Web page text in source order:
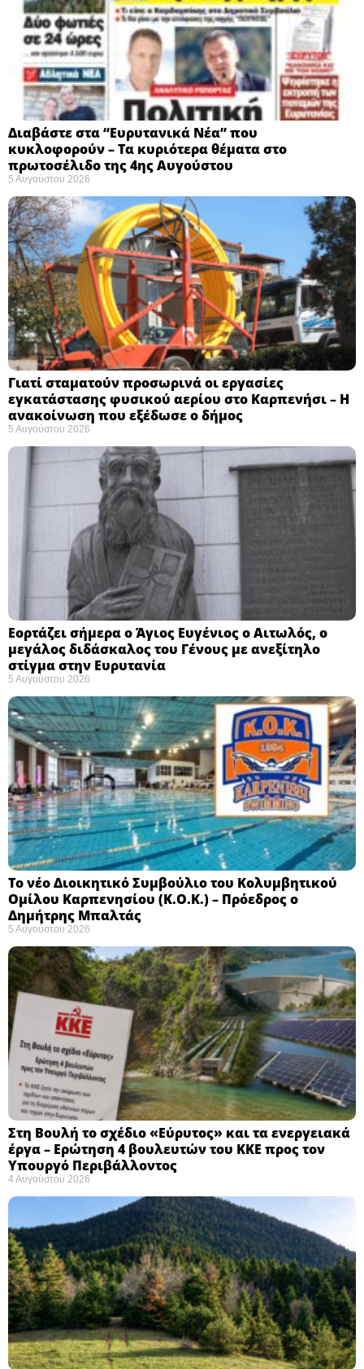
Διαβάστε στα “Ευρυτανικά Νέα” που
κυκλοφορούν – Τα κυριότερα θέματα στο
πρωτοσέλιδο της 4ης Αυγούστου
5 Αυγούστου 2026
Γιατί σταματούν προσωρινά οι εργασίες
εγκατάστασης φυσικού αερίου στο Καρπενήσι – Η
ανακοίνωση που εξέδωσε ο δήμος
5 Αυγούστου 2026
Εορτάζει σήμερα ο Άγιος Ευγένιος ο Αιτωλός, ο
μεγάλος διδάσκαλος του Γένους με ανεξίτηλο
στίγμα στην Ευρυτανία
5 Αυγούστου 2026
Το νέο Διοικητικό Συμβούλιο του Κολυμβητικού
Ομίλου Καρπενησίου (Κ.Ο.Κ.) – Πρόεδρος ο
Δημήτρης Μπαλτάς
5 Αυγούστου 2026
Στη Βουλή το σχέδιο «Εύρυτος» και τα ενεργειακά
έργα – Ερώτηση 4 βουλευτών του ΚΚΕ προς τον
Υπουργό Περιβάλλοντος
4 Αυγούστου 2026